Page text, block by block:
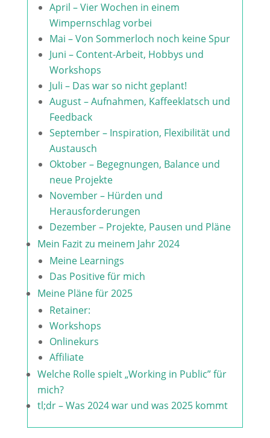
April – Vier Wochen in einem
Wimpernschlag vorbei
Mai – Von Sommerloch noch keine Spur
Juni – Content-Arbeit, Hobbys und
Workshops
Juli – Das war so nicht geplant!
August – Aufnahmen, Kaffeeklatsch und
Feedback
September – Inspiration, Flexibilität und
Austausch
Oktober – Begegnungen, Balance und
neue Projekte
November – Hürden und
Herausforderungen
Dezember – Projekte, Pausen und Pläne
Mein Fazit zu meinem Jahr 2024
Meine Learnings
Das Positive für mich
Meine Pläne für 2025
Retainer:
Workshops
Onlinekurs
Affiliate
Welche Rolle spielt „Working in Public” für
mich?
tl;dr – Was 2024 war und was 2025 kommt